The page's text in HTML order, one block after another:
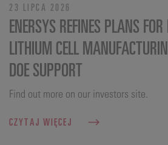
23 LIPCA 2026
ENERSYS REFINES PLANS FOR
LITHIUM CELL
DOE SUPPORT
Find out more on our investors site.
CZYTAJ WIĘCEJ